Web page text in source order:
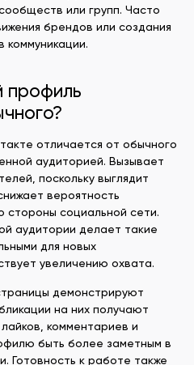
или групп. Часто
брендов или создания
коммуникации.
профиль
отличается от обычного
аудиторией. Вызывает
поскольку выглядит
вероятность
стороны социальной сети.
аудитории делает такие
для новых
увеличению охвата.
демонстрируют
на них получают
комментариев и
быть более заметным в
Готовность к работе также